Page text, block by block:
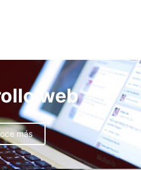
web
más